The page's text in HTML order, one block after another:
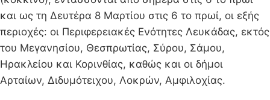
και ως τη Δευτέρα 8 Μαρτίου στις 6 το πρωί, οι εξής
περιοχές: οι Περιφερειακές Ενότητες Λευκάδας, εκτός
του Μεγανησίου, Θεσπρωτίας, Σύρου, Σάμου,
Ηρακλείου και Κορινθίας, καθώς και οι δήμοι
Αρταίων, Διδυμότειχου, Λοκρών, Αμφιλοχίας.